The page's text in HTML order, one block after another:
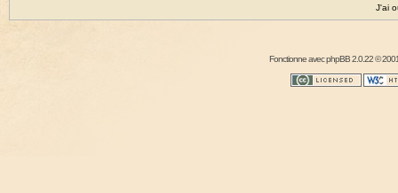
J'ai
Fonctionne avecphpBB2.0.22 ©